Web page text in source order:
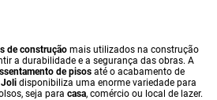
de construção mais utilizados na construção
a durabilidade e a segurança das obras. A
de pisos até o acabamento de
Joli disponibiliza uma enorme variedade para
seja para casa, comércio ou local de lazer.